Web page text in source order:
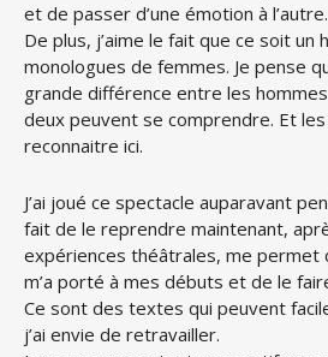
et de passer d’une émotion à l’autre.
De plus, j’aime le fait que ce soit un
monologues de femmes. Je pense
grande différence entre les
deux peuvent se comprendre. Et
reconnaitre ici.
J’ai joué ce spectacle auparavant
fait de le reprendre maintenant,
expériences théâtrales, me permet
m’a porté à mes débuts et de le
Ce sont des textes qui peuvent
j’ai envie de retravailler.